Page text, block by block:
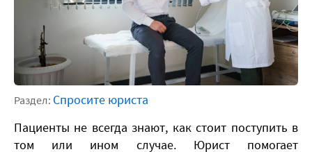
Раздел: Спросите юриста
Пациенты не всегда знают, как стоит поступить в
том или ином случае. Юрист помогает